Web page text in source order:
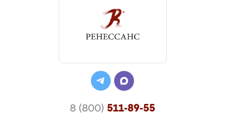
8 (800) 511-89-55